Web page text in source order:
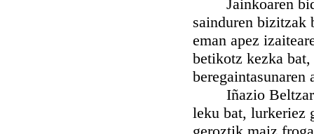
Jainkoaren
sainduren bizitzak
eman apez
betikotz kezka
beregaintasunaren
Iñazio
leku bat, lurkeriez